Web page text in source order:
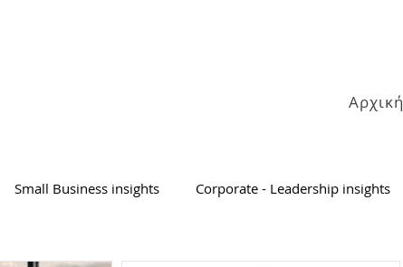
Αρχική
Small Business insights Corporate - Leadership insights